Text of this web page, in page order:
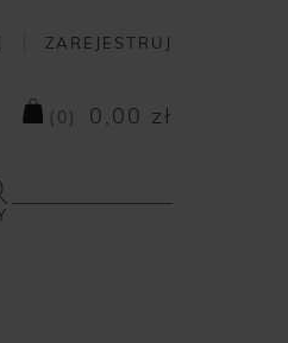
ZAREJESTRUJ
( 0 ) 0,00 zł